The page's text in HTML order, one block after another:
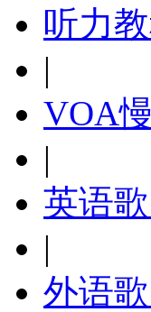
听力
|
VOA
|
英语
|
外语